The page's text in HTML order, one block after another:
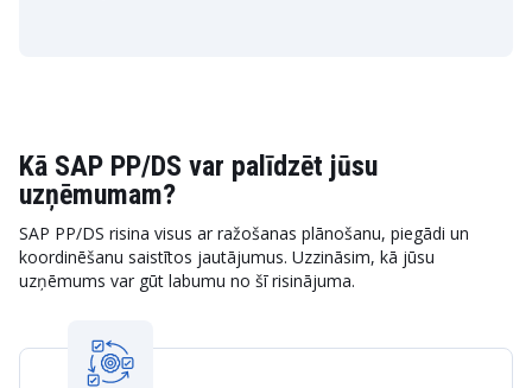
Kā SAP PP/DS var palīdzēt jūsu
uzņēmumam?
SAP PP/DS risina visus ar ražošanas plānošanu, piegādi un
koordinēšanu saistītos jautājumus. Uzzināsim, kā jūsu
uzņēmums var gūt labumu no šī risinājuma.